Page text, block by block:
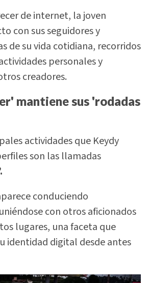
de internet, la joven
con sus seguidores y
de su vida cotidiana, recorridos
personales y
creadores.
mantiene sus 'rodadas
actividades que Keydy
son las llamadas
conduciendo
con otros aficionados
lugares, una faceta que
identidad digital desde antes